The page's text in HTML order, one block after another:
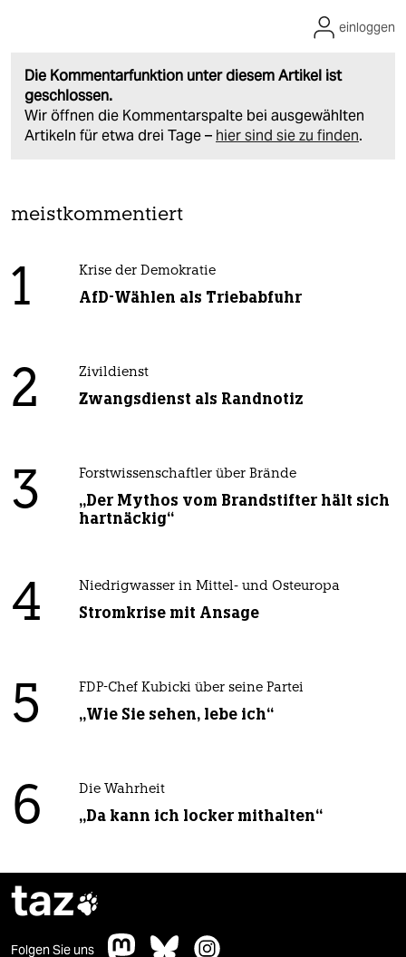
Die Kommentarfunktion unter diesem Artikel ist
geschlossen.
Wir öffnen die Kommentarspalte bei ausgewählten
Artikeln für etwa drei Tage – hier sind sie zu finden.
einloggen
meistkommentiert
1 Krise der Demokratie
AfD-Wählen als Triebabfuhr
2 Zivildienst
Zwangsdienst als Randnotiz
3 Forstwissenschaftler über Brände
„Der Mythos vom Brandstifter hält sich
hartnäckig“
4 Niedrigwasser in Mittel- und Osteuropa
Stromkrise mit Ansage
5 FDP-Chef Kubicki über seine Partei
„Wie Sie sehen, lebe ich“
6 Die Wahrheit
„Da kann ich locker mithalten“
taz
Folgen Sie uns